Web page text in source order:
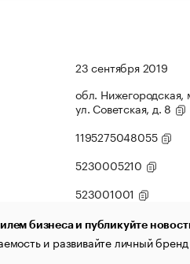
23 сентября 2019
обл. Нижегородская,
ул. Советская, д. 8
1195275048055
5230005210
523001001
бизнеса и публикуйте
и развивайте личный